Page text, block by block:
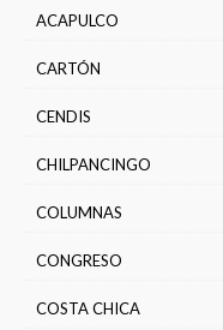
ACAPULCO
CARTÓN
CENDIS
CHILPANCINGO
COLUMNAS
CONGRESO
COSTA CHICA